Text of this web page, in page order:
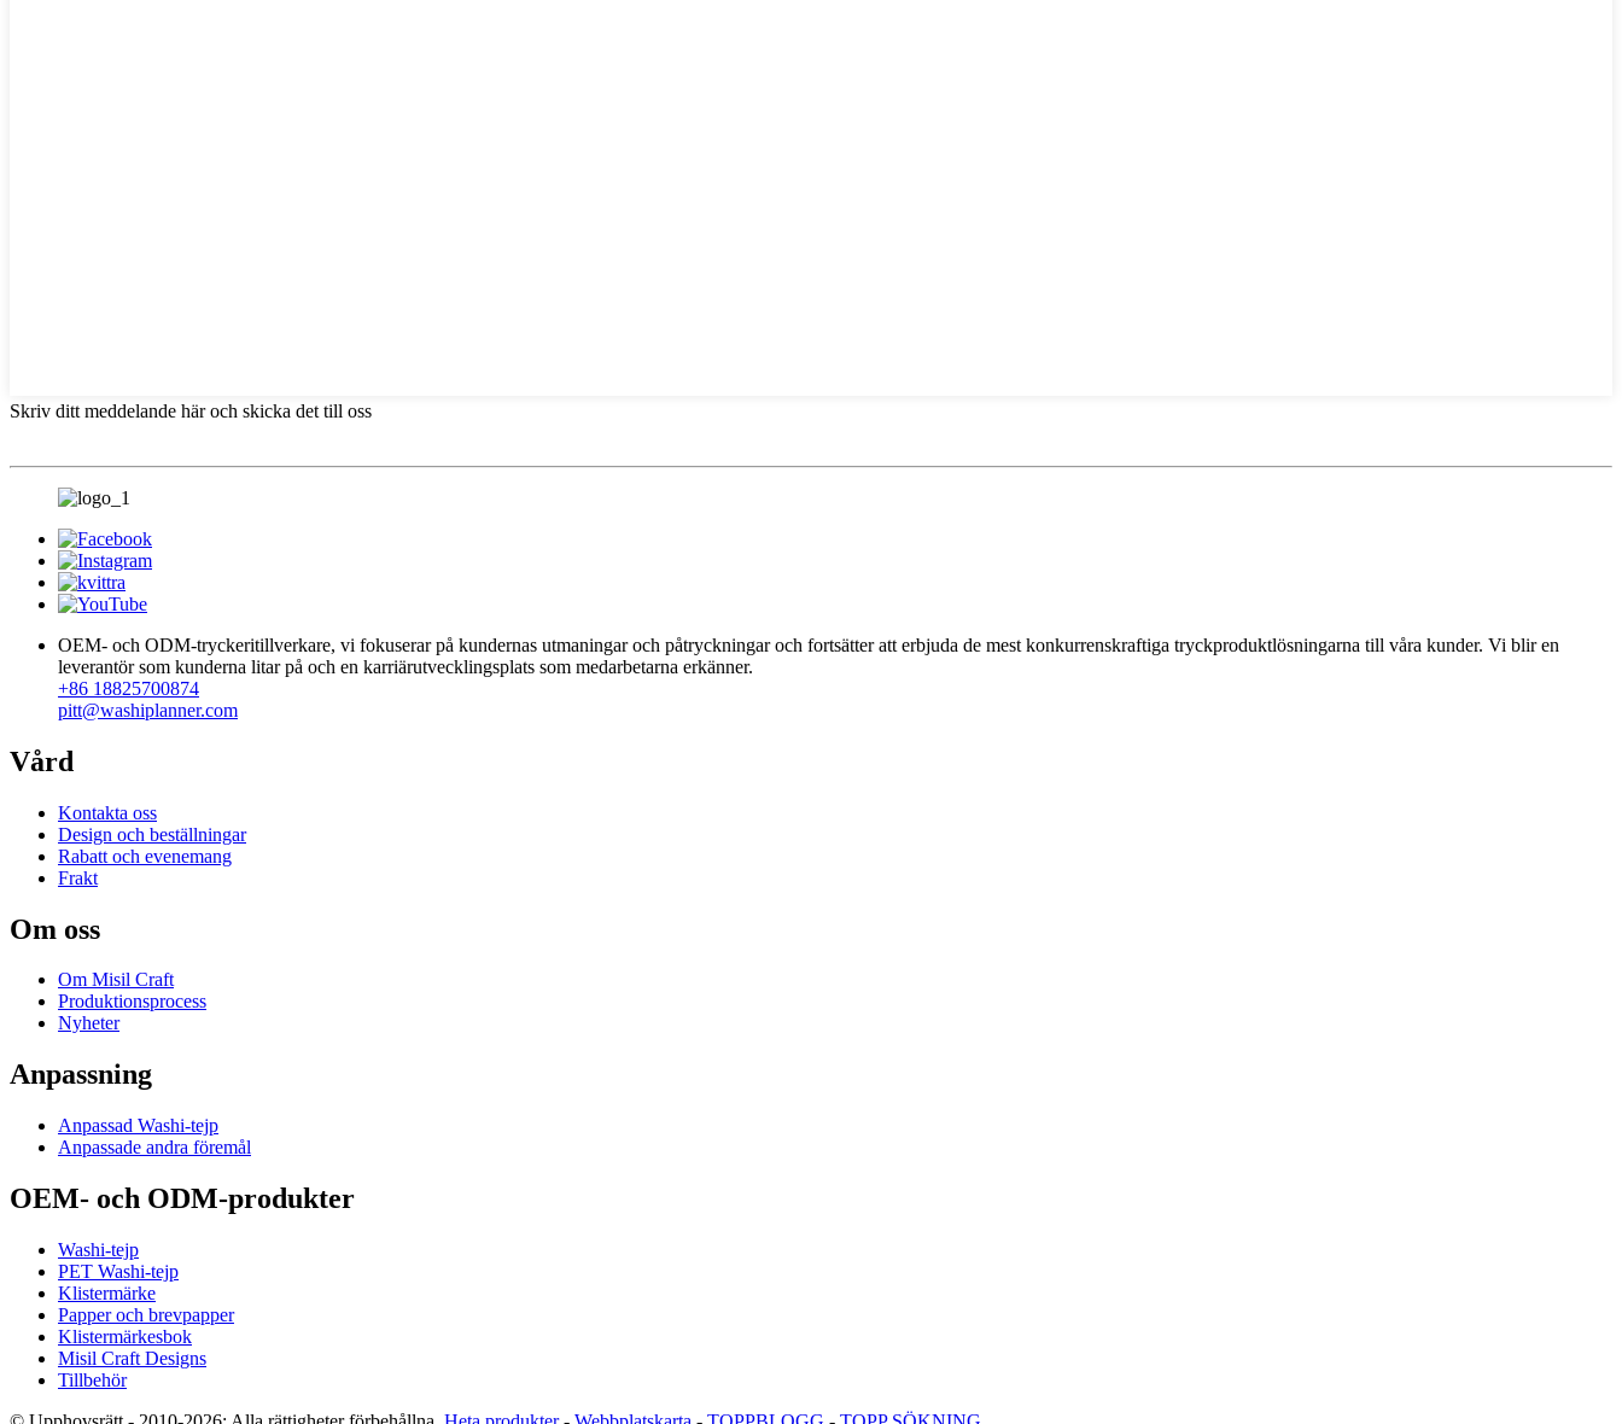
Skriv ditt meddelande här och skicka det till oss
OEM- och ODM-tryckeritillverkare, vi fokuserar på kundernas utmaningar och påtryckningar och fortsätter att erbjuda de mest konkurrenskraftiga tryckproduktlösningarna till våra kunder. Vi blir en
leverantör som kunderna litar på och en karriärutvecklingsplats som medarbetarna erkänner.
+86 18825700874
pitt@washiplanner.com
Vård
Kontakta oss
Design och beställningar
Rabatt och evenemang
Frakt
Om oss
Om Misil Craft
Produktionsprocess
Nyheter
Anpassning
Anpassad Washi-tejp
Anpassade andra föremål
OEM- och ODM-produkter
Washi-tejp
PET Washi-tejp
Klistermärke
Papper och brevpapper
Klistermärkesbok
Misil Craft Designs
Tillbehör